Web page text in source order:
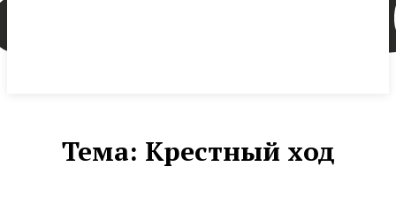
Тема: Крестный ход